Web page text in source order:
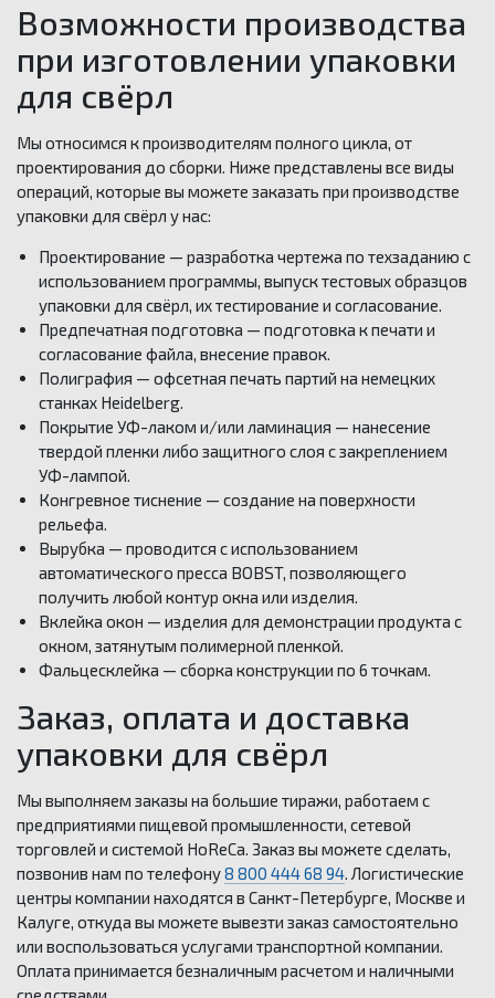
Возможности производства
при изготовлении упаковки
для свёрл
Мы относимся к производителям полного цикла, от
проектирования до сборки. Ниже представлены все виды
операций, которые вы можете заказать при производстве
упаковки для свёрл у нас:
Проектирование — разработка чертежа по техзаданию с
использованием программы, выпуск тестовых образцов
упаковки для свёрл, их тестирование и согласование.
Предпечатная подготовка — подготовка к печати и
согласование файла, внесение правок.
Полиграфия — офсетная печать партий на немецких
станках Heidelberg.
Покрытие УФ-лаком и/или ламинация — нанесение
твердой пленки либо защитного слоя с закреплением
УФ-лампой.
Конгревное тиснение — создание на поверхности
рельефа.
Вырубка — проводится с использованием
автоматического пресса BOBST, позволяющего
получить любой контур окна или изделия.
Вклейка окон — изделия для демонстрации продукта с
окном, затянутым полимерной пленкой.
Фальцесклейка — сборка конструкции по 6 точкам.
Заказ, оплата и доставка
упаковки для свёрл
Мы выполняем заказы на большие тиражи, работаем с
предприятиями пищевой промышленности, сетевой
торговлей и системой HoReCa. Заказ вы можете сделать,
позвонив нам по телефону8 800 444 68 94 . Логистические
центры компании находятся в Санкт-Петербурге, Москве и
Калуге, откуда вы можете вывезти заказ самостоятельно
или воспользоваться услугами транспортной компании.
Оплата принимается безналичным расчетом и наличными